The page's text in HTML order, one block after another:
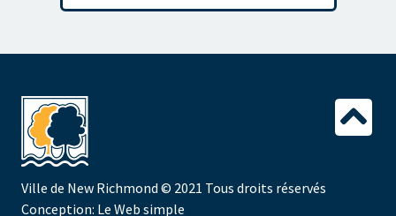
Ville de New Richmond © 2021 Tous droits réservés
Conception: Le Web simple